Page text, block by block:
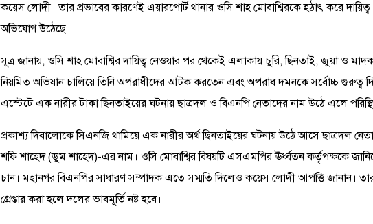
কয়েস লোদী। তার প্রভাবের কারণেই এয়ারপোর্ট থানার ওসি শাহ মোবাশ্বিরকে হঠাৎ করে
অভিযোগ উঠেছে।
সূত্র জানায়, ওসি শাহ মোবাশ্বির দায়িত্ব নেওয়ার পর থেকেই এলাকায় চুরি, ছিনতাই, জুয়া ও
নিয়মিত অভিযান চালিয়ে তিনি অপরাধীদের আটক করতেন এবং অপরাধ দমনকে সর্বোচ্চ গুরুত্ব
এস্টেটে এক নারীর টাকা ছিনতাইয়ের ঘটনায় ছাত্রদল ও বিএনপি নেতাদের নাম উঠে এলে
প্রকাশ্য দিবালোকে সিএনজি থামিয়ে এক নারীর অর্থ ছিনতাইয়ের ঘটনায় উঠে আসে ছাত্রদল
শফি শাহেদ (ডুম শাহেদ)-এর নাম। ওসি মোবাশ্বির বিষয়টি এসএমপির ঊর্ধ্বতন কর্তৃপক্ষকে
চান। মহানগর বিএনপির সাধারণ সম্পাদক এতে সম্মতি দিলেও কয়েস লোদী আপত্তি জানান।
গ্রেপ্তার করা হলে দলের ভাবমূর্তি নষ্ট হবে।